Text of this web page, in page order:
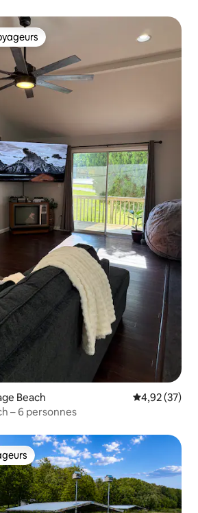
les plus appréciés
Beach Évaluation
4,92 (37)
– 6 personnes